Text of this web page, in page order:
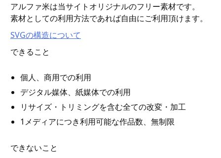
アルファ米は当サイトオリジナルのフリー素材です。
素材としての利用方法であれば自由にご利用頂けます。
SVGの構造について
できること
個人、商用での利用
デジタル媒体、紙媒体での利用
リサイズ・トリミングを含む全ての改変・加工
1メディアにつき利用可能な作品数、無制限
できないこと